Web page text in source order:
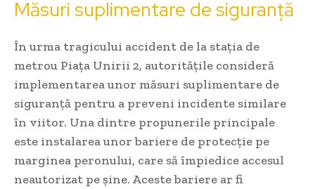
Măsuri suplimentare de siguranță
În urma tragicului accident de la stația de
metrou Piața Unirii 2, autoritățile consideră
implementarea unor măsuri suplimentare de
siguranță pentru a preveni incidente similare
în viitor. Una dintre propunerile principale
este instalarea unor bariere de protecție pe
marginea peronului, care să împiedice accesul
neautorizat pe șine. Aceste bariere ar fi